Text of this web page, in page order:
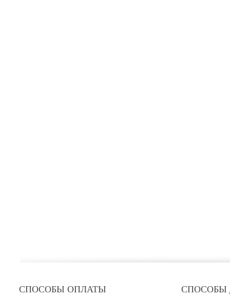
СПОСОБЫ ОПЛАТЫ СПОСОБЫ